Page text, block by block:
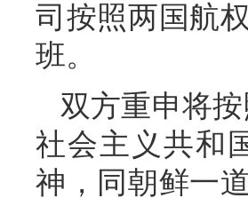
司按照两国航
班。
双方重申将
社会主义共和
神，同朝鲜一